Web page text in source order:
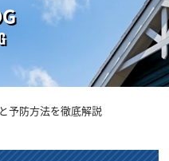
予防方法を徹底解説